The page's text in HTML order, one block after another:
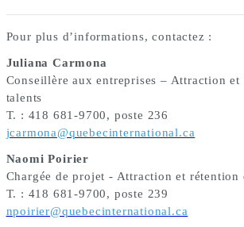
Pour plus d’informations, contactez :
Juliana Carmona
Conseillère aux entreprises – Attraction et
talents
T. : 418 681-9700, poste 236
jcarmona@quebecinternational.ca
Naomi Poirier
Chargée de projet - Attraction et rétention
T. : 418 681-9700, poste 239
npoirier@quebecinternational.ca